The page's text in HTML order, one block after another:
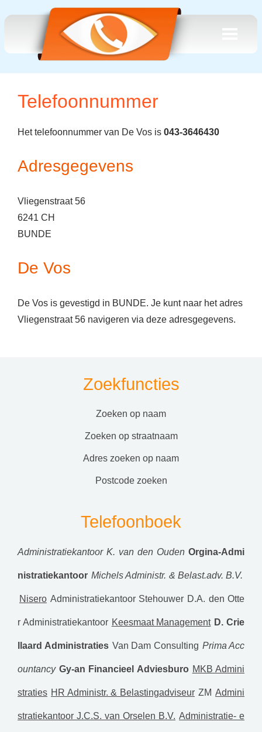
Telefoonnummer
Het telefoonnummer van De Vos is 043-3646430
Adresgegevens
Vliegenstraat 56
6241 CH
BUNDE
De Vos
De Vos is gevestigd in BUNDE. Je kunt naar het adres
Vliegenstraat 56 navigeren via deze adresgegevens.
Zoekfuncties
zoeken op naam
zoeken op straatnaam
adres zoeken op naam
postcode zoeken
Telefoonboek
Administratiekantoor K. van den Ouden Orgina-Admi
nistratiekantoor Michels Administr. & Belast.adv. B.V.
Nisero Administratiekantoor Stehouwer D.A. den Otte
r Administratiekantoor Keesmaat Management D. Crie
llaard Administraties Van Dam Consulting Prima Acc
ountancy Gy-an Financieel Adviesburo MKB Admini
straties HR Administr. & Belastingadviseur ZM Admini
stratiekantoor J.C.S. van Orselen B.V. Administratie- e